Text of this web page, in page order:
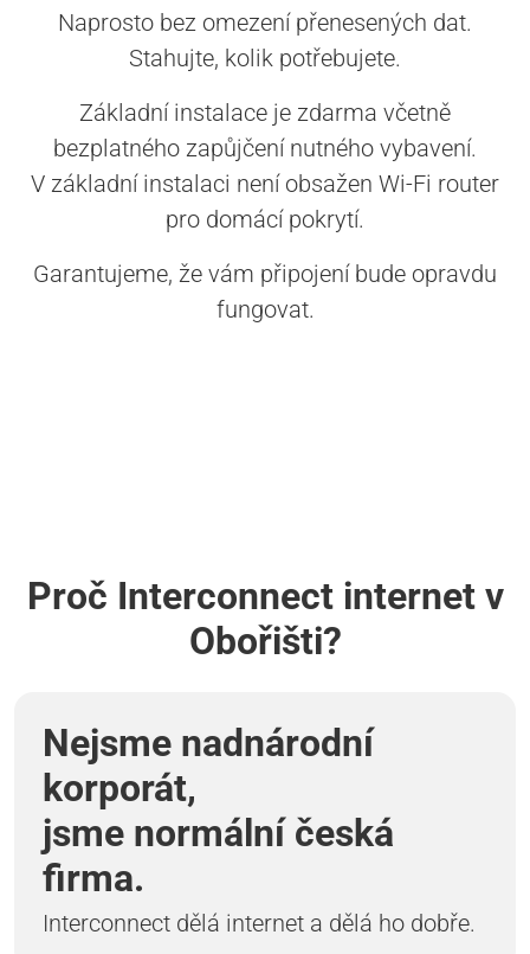
Naprosto bez omezení přenesených dat.
Stahujte, kolik potřebujete.
Základní instalace je zdarma včetně
bezplatného zapůjčení nutného vybavení.
V základní instalaci není obsažen Wi-Fi router
pro domácí pokrytí.
Garantujeme, že vám připojení bude opravdu
fungovat.
Proč Interconnect internet v
Obořišti?
Nejsme nadnárodní
korporát,
jsme normální česká
firma.
Interconnect dělá internet a dělá ho dobře.